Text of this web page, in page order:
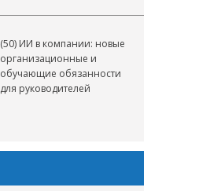
(50) ИИ в компании: новые
организационные и
обучающие обязанности
для руководителей